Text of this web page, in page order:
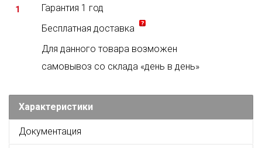
1
Гарантия 1 год
Бесплатная доставка
Для данного товара возможен
самовывоз со склада «день в день»
Характеристики
Документация